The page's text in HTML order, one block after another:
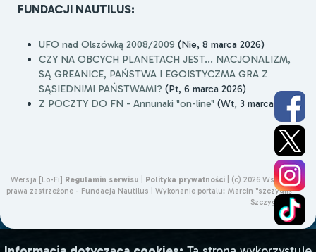
FUNDACJI NAUTILUS:
UFO nad Olszówką 2008/2009 (Nie, 8 marca 2026)
CZY NA OBCYCH PLANETACH JEST... NACJONALIZM,
SĄ GREANICE, PAŃSTWA I EGOISTYCZMA GRA Z
SĄSIEDNIMI PAŃSTWAMI? (Pt, 6 marca 2026)
Z POCZTY DO FN - Annunaki "on-line" (Wt, 3 marca 2026)
Wersja [Lo-Fi] Regulamin serwisu Polityka prywatności
(c) 2026 Wszelkie
prawa zastrzeżone - Fundacja Nautilus | Wykonanie portalu: Marcin "szczygliś"
Szczygliński